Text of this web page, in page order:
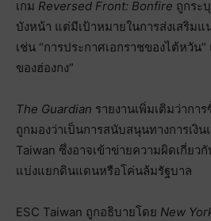
เกม Reversed Front: Bonfire ถูกระ
บังหน้า แต่มีเป้าหมายในการส่งเสริม
เช่น “การประกาศเอกราชของไต้หวัน
ของฮ่องกง”
The Guardian รายงานเพิ่มเติมว่ากา
ถูกมองว่าเป็นการสนับสนุนทางการเงิ
Taiwan ซึ่งอาจเข้าข่ายความผิดเกี่ยว
แบ่งแยกดินแดนหรือโค่นล้มรัฐบาล
ESC Taiwan ถูกอธิบายโดย New